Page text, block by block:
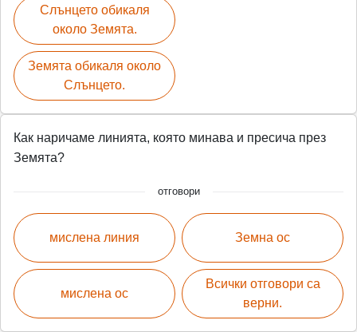
Слънцето обикаля
около Земята.
Земята обикаля около
Слънцето.
Как наричаме линията, която минава и пресича през
Земята?
отговори
мислена линия
мислена ос
Земна ос
Всички отговори са
верни.